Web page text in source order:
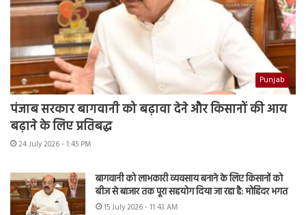
Punjab
पंजाब सरकार बागवानी को बढ़ावा देने और किसानों की आय
बढ़ाने के लिए प्रतिबद्ध
24 July 2026 - 1:45 PM
बागवानी को लाभकारी व्यवसाय बनाने के लिए किसानों को
बीज से बाजार तक पूरा सहयोग दिया जा रहा है: मोहिंदर भगत
15 July 2026 - 11:43 AM